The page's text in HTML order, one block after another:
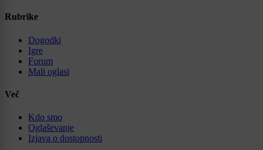
Rubrike
Dogodki
Igre
Forum
Mali oglasi
Več
Kdo smo
Oglaševanje
Izjava o dostopnosti